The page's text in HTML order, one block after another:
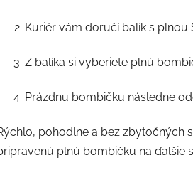
Kuriér vám doručí balík s
Z balíka si vyberiete plnú
Prázdnu bombičku následne
pohodlne a bez zbytočných
plnú bombičku na ďalšie